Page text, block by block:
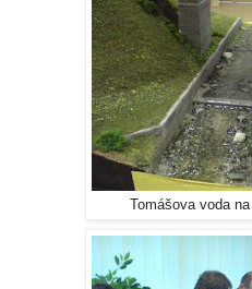
Tomášova voda